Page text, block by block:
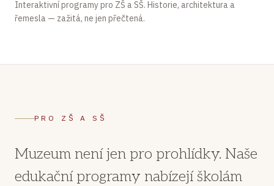
Interaktivní programy pro ZŠ a SŠ. Historie, architektura a
řemesla — zažitá, ne jen přečtená.
PRO ZŠ A SŠ
Muzeum není jen pro prohlídky. Naše
edukační programy nabízejí školám